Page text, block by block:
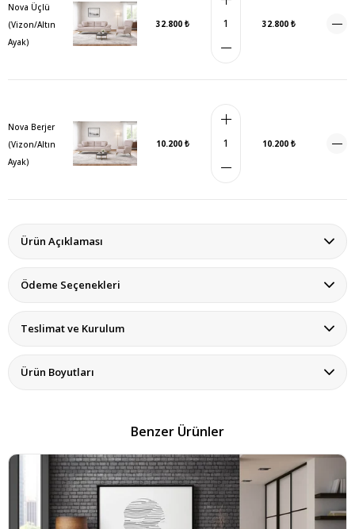
Nova Üçlü
(Vizon/Altın
Ayak)
32.800 ₺ 32.800 ₺
Nova Berjer
(Vizon/Altın
Ayak)
10.200 ₺ 10.200 ₺
Ürün Açıklaması
Ödeme Seçenekleri
Teslimat ve Kurulum
Ürün Boyutları
Benzer Ürünler